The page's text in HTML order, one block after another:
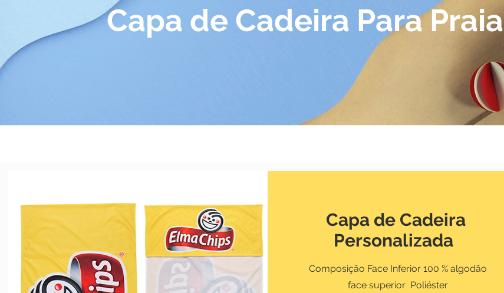
Capa de Cadeira Para Praia
Capa de Cadeira
Personalizada
Composição Face Inferior 100 % algodão
face superior Poliéster